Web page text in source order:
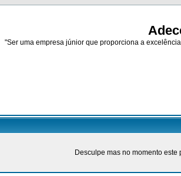
"Ser uma empresa júnior que proporciona a
Desculpe mas no momento